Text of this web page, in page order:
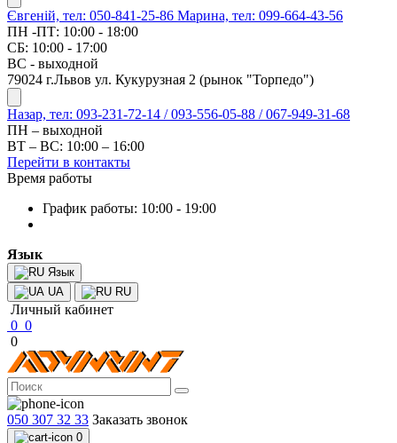
Євгеній, тел: 050-841-25-86 Марина, тел: 099-664-43-56
ПН -ПТ: 10:00 - 18:00
СБ: 10:00 - 17:00
ВС - выходной
79024 г.Львов ул. Кукурузная 2 (рынок "Торпедо")
Назар, тел: 093-231-72-14 / 093-556-05-88 / 067-949-31-68
ПН – выходной
ВТ – ВС: 10:00 – 16:00
Перейти в контакты
Время работы
График работы: 10:00 - 19:00
Язык
Язык
UA
RU
Личный кабинет
0 0
0
050 307 32 33 Заказать звонок
0